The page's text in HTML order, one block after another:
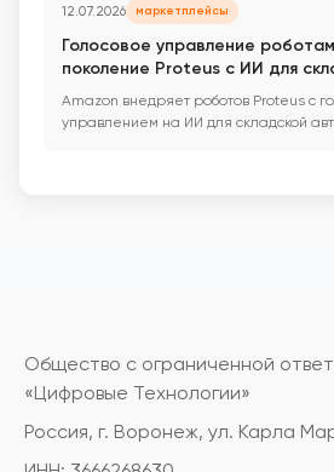
12.07.2026 маркетплейсы
Голосовое управление
поколение Proteus с ИИ для
автоматизации
Amazon внедряет роботов Proteus с
управлением на ИИ для складской
Общество с ограниченной
«Цифровые Технологии»
Россия, г. Воронеж, ул. Карла